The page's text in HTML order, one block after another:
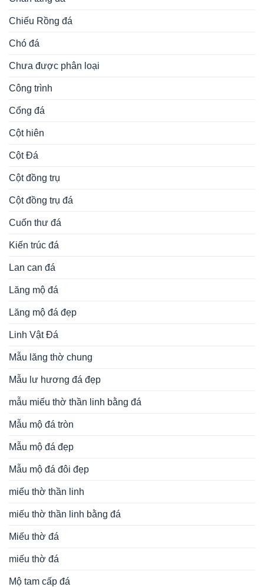
Chiếu Rồng đá
Chó đá
Chưa được phân loại
Công trình
Cổng đá
Cột hiên
Cột Đá
Cột đồng trụ
Cột đồng trụ đá
Cuốn thư đá
Kiến trúc đá
Lan can đá
Lăng mộ đá
Lăng mộ đá đẹp
Linh Vật Đá
Mẫu lăng thờ chung
Mẫu lư hương đá đẹp
mẫu miếu thờ thần linh bằng đá
Mẫu mộ đá tròn
Mẫu mộ đá đẹp
Mẫu mộ đá đôi đẹp
miếu thờ thần linh
miếu thờ thần linh bằng đá
Miếu thờ đá
miếu thờ đá
Mộ tam cấp đá